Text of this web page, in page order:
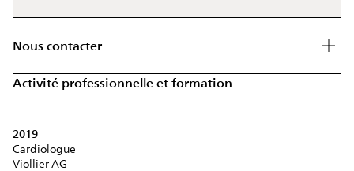
Nous contacter
Activité professionnelle et formation
2019
Cardiologue
Viollier AG